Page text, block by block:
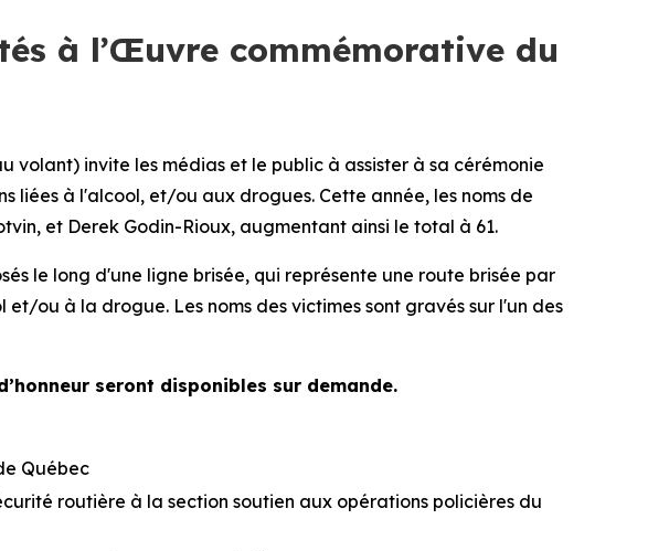
à l’Œuvre commémorative du
volant) invite les médias et le public à assister à sa cérémonie
liées à l'alcool, et/ou aux drogues. Cette année, les noms de
et Derek Godin-Rioux, augmentant ainsi le total à 61.
le long d'une ligne brisée, qui représente une route brisée par
ou à la drogue. Les noms des victimes sont gravés sur l'un des
seront disponibles sur demande.
Québec
routière à la section soutien aux opérations policières du